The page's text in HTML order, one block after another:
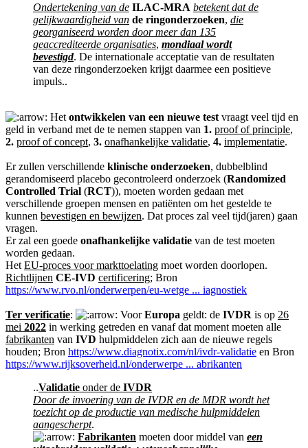
Ondertekening van de ILAC-MRA betekent dat de
gelijkwaardigheid van de ringonderzoeken, die
georganiseerd worden door meer dan 135
geaccrediteerde organisaties, mondiaal wordt
bevestigd. De internationale acceptatie van de resultaten
van deze ringonderzoeken krijgt daarmee een positieve
impuls..
Het ontwikkelen van een nieuwe test vraagt veel tijd en
geld in verband met de te nemen stappen van 1. proof of principle,
2. proof of concept, 3. onafhankelijke validatie, 4. implementatie.
Er zullen verschillende klinische onderzoeken, dubbelblind
gerandomiseerd placebo gecontroleerd onderzoek (Randomized
Controlled Trial (RCT)), moeten worden gedaan met
verschillende groepen mensen en patiënten om het gestelde te
kunnen bevestigen en bewijzen. Dat proces zal veel tijd(jaren) gaan
vragen.
Er zal een goede onafhankelijke validatie van de test moeten
worden gedaan.
Het EU-proces voor markttoelating moet worden doorlopen.
Richtlijnen CE-IVD certificering; Bron
https://www.rvo.nl/onderwerpen/eu-wetge ... iagnostiek
Ter verificatie: VoorEuropa geldt: de IVDR is op 26
mei 2022 in werking getreden en vanaf dat moment moeten alle
fabrikanten van IVD hulpmiddelen zich aan de nieuwe regels
houden; Bron https://www.diagnotix.com/nl/ivdr-validatie en Bron
https://www.rijksoverheid.nl/onderwerpe ... abrikanten
..Validatie onder de IVDR
Door de invoering van de IVDR en de MDR wordt het
toezicht op de productie van medische hulpmiddelen
aangescherpt.
Fabrikanten moeten door middel van een